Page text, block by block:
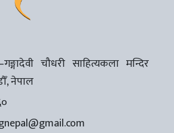
चौधरी साहित्यकला मन्दिर
नेपाल